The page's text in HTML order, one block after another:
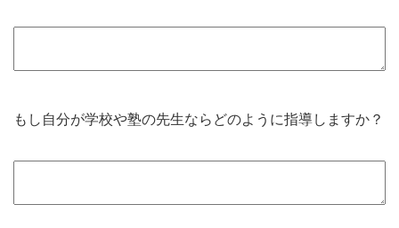
もし自分が学校や塾の先生ならどのように指導しますか？